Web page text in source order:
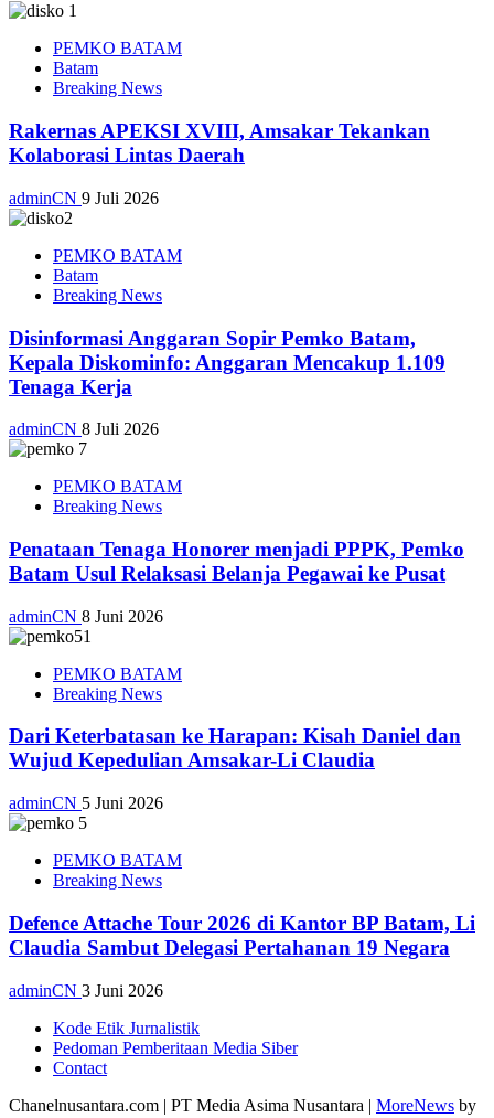
PEMKO BATAM
Batam
Breaking News
Rakernas APEKSI XVIII, Amsakar Tekankan
Kolaborasi Lintas Daerah
adminCN 9 Juli 2026
PEMKO BATAM
Batam
Breaking News
Disinformasi Anggaran Sopir Pemko Batam,
Kepala Diskominfo: Anggaran Mencakup 1.109
Tenaga Kerja
adminCN 8 Juli 2026
PEMKO BATAM
Breaking News
Penataan Tenaga Honorer menjadi PPPK, Pemko
Batam Usul Relaksasi Belanja Pegawai ke Pusat
adminCN 8 Juni 2026
PEMKO BATAM
Breaking News
Dari Keterbatasan ke Harapan: Kisah Daniel dan
Wujud Kepedulian Amsakar-Li Claudia
adminCN 5 Juni 2026
PEMKO BATAM
Breaking News
Defence Attache Tour 2026 di Kantor BP Batam, Li
Claudia Sambut Delegasi Pertahanan 19 Negara
adminCN 3 Juni 2026
Kode Etik Jurnalistik
Pedoman Pemberitaan Media Siber
Contact
Chanelnusantara.com | PT Media Asima Nusantara | MoreNews by